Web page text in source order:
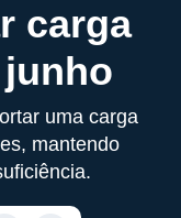
carga
uma carga
mantendo